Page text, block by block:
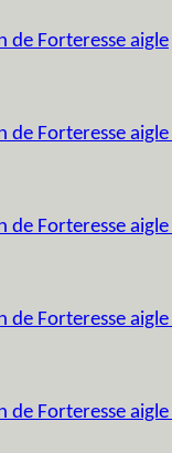
de Forteresse aigle
de Forteresse
de Forteresse
de Forteresse
de Forteresse